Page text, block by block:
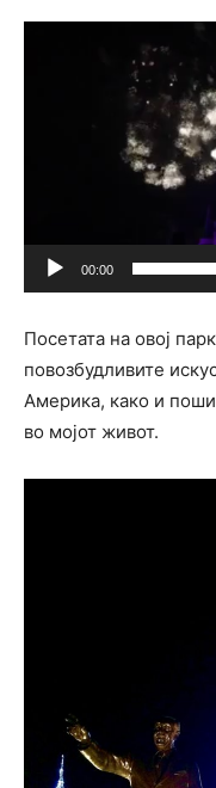
00:00
Посетата на овој
повозбудливите
Америка, како и
во мојот живот.